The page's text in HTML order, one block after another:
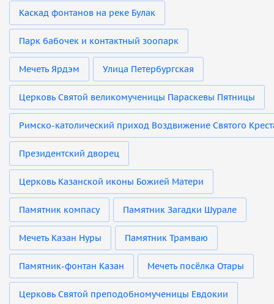
Каскад фонтанов на реке Булак
Парк бабочек и контактный зоопарк
Мечеть Ярдэм Улица Петербургская
Церковь Святой великомученицы Параскевы Пятницы
Римско-католический приход Воздвижение Святого
Президентский дворец
Церковь Казанской иконы Божией Матери
Памятник компасу Памятник Загадки Шурале
Мечеть Казан Нуры Памятник Трамваю
Памятник-фонтан Казан Мечеть посёлка Отары
Церковь Святой преподобномученицы Евдокии